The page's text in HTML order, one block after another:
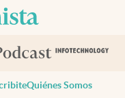
Quiénes Somos